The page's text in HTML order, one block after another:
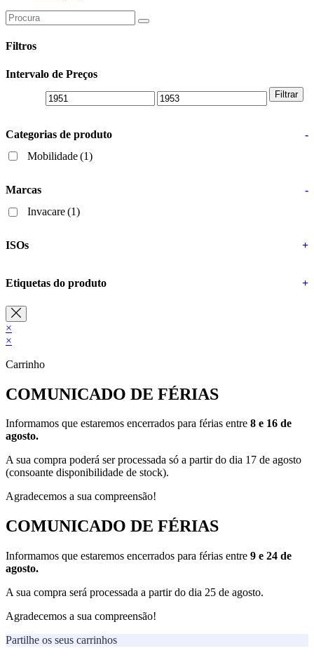
Search
this
website
Filtros
Intervalo de Preços
Filtrar
Categorias de produto
-
Mobilidade(1)
Marcas
-
Invacare(1)
ISOs +
Etiquetas do produto +
×
×
Carrinho
COMUNICADO DE FÉRIAS
Informamos que estaremos encerrados para férias entre 8 e 16 de
agosto.
A sua compra poderá ser processada só a partir do dia 17 de agosto
(consoante disponibilidade de stock).
Agradecemos a sua compreensão!
COMUNICADO DE FÉRIAS
Informamos que estaremos encerrados para férias entre 9 e 24 de
agosto.
A sua compra será processada a partir do dia 25 de agosto.
Agradecemos a sua compreensão!
Partilhe os seus carrinhos